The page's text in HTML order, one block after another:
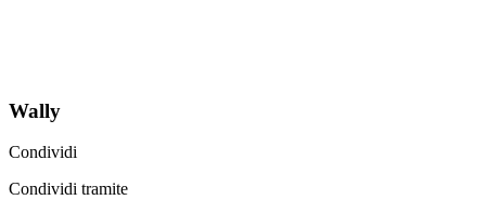
Wally
Condividi
Condividi tramite